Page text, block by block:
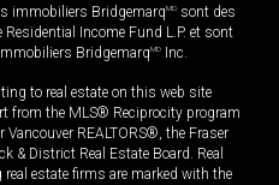
immobiliers BridgemarqMD sont des
Income Fund L.P. et sont
BridgemarqMD Inc.
to real estate on this web site
from the MLS® Reciprocity program
Vancouver REALTORS®, the Fraser
& District Real Estate Board. Real
estate firms are marked with the